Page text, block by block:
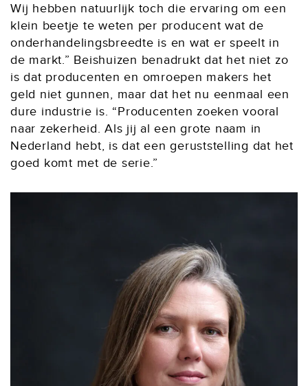
Wij hebben natuurlijk toch die ervaring om een
klein beetje te weten per producent wat de
onderhandelingsbreedte is en wat er speelt in
de markt.” Beishuizen benadrukt dat het niet zo
is dat producenten en omroepen makers het
geld niet gunnen, maar dat het nu eenmaal een
dure industrie is. “Producenten zoeken vooral
naar zekerheid. Als jij al een grote naam in
Nederland hebt, is dat een geruststelling dat het
goed komt met de serie.”